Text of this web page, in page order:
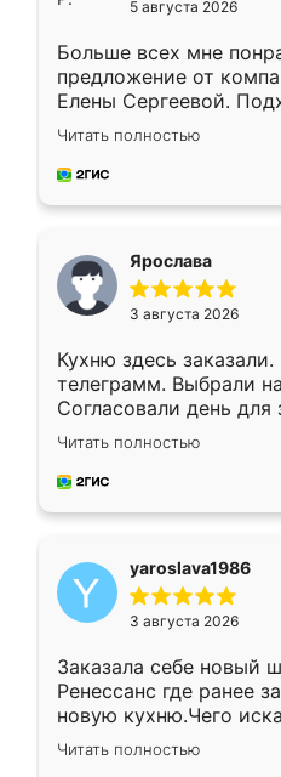
5 августа 2026
Больше всех мне
предложение от
Елены Сергеевой.
короткие сроки
для замера сотрудник
предложил по моему
Читать полностью
Ярослава
3 августа 2026
Кухню здесь
телеграмм. Выбрали
Согласовали день для
недели кухня была уже
довольны работой.
мебель за
Читать полностью
yaroslava1986
3 августа 2026
Заказала себе новый
Ренессанс где ранее
новую кухню.Чего
вполне довольна.
два года, нареканий
Читать полностью